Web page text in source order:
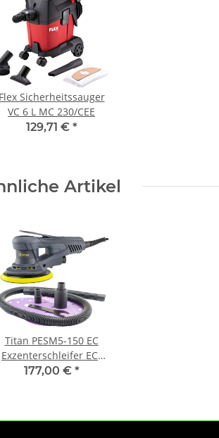
Flex Sicherheitssauger
VC 6 L MC 230/CEE
129,71 € *
Artikel
Titan PESM5-150 EC
Exzenterschleifer EC-
Motor brushless 5mm
177,00 € *